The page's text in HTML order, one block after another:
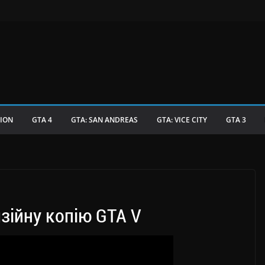
GTA 4 GTA: SAN ANDREAS GTA: VICE CITY GTA 3
копію GTA V